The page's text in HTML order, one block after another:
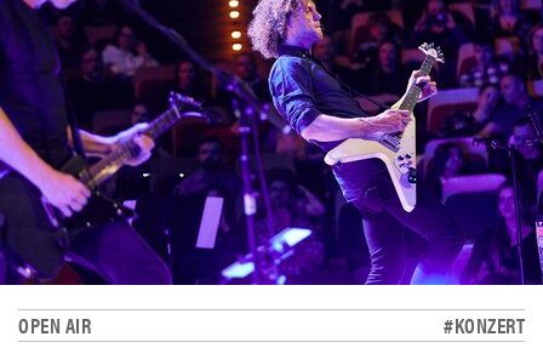
OPEN AIR #KONZERT